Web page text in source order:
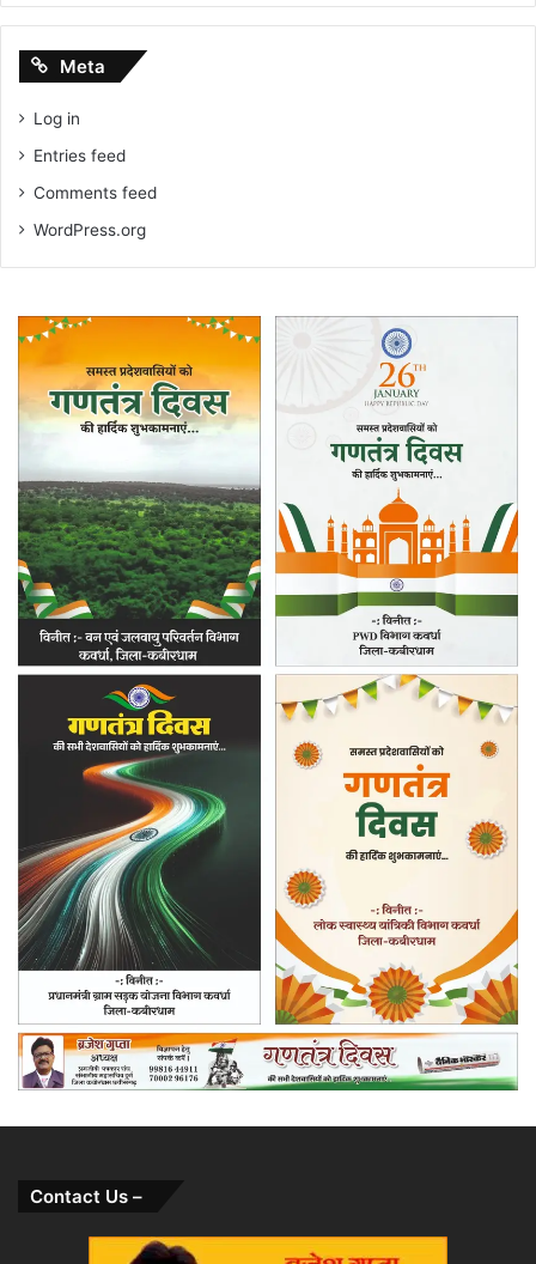
Meta
Log in
Entries feed
Comments feed
WordPress.org
Contact Us –